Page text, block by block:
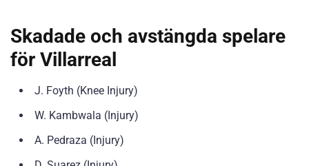
Skadade och avstängda spelare
för Villarreal
J. Foyth (Knee Injury)
W. Kambwala (Injury)
A. Pedraza (Injury)